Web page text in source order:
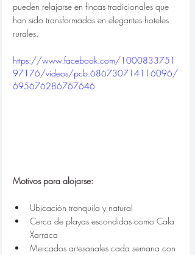
pueden relajarse en fincas tradicionales que
han sido transformadas en elegantes hoteles
rurales.
https://www.facebook.com/1000833751
97176/videos/pcb.686730714116096/
695676286767646
Motivos para alojarse:
Ubicación tranquila y natural
Cerca de playas escondidas como Cala
Xarraca
Mercados artesanales cada semana con